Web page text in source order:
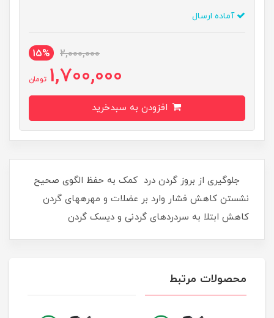
آماده ارسال
2,000,000
15%
1,700,000 تومان
​ جلوگیری از بروز گردن درد کمک به حفظ الگوی صحیح
نشستن کاهش فشار وارد بر عضلات و مهره‎های گردن
کاهش ابتلا به سردردهای گردنی و دیسک گردن
محصولات مرتبط